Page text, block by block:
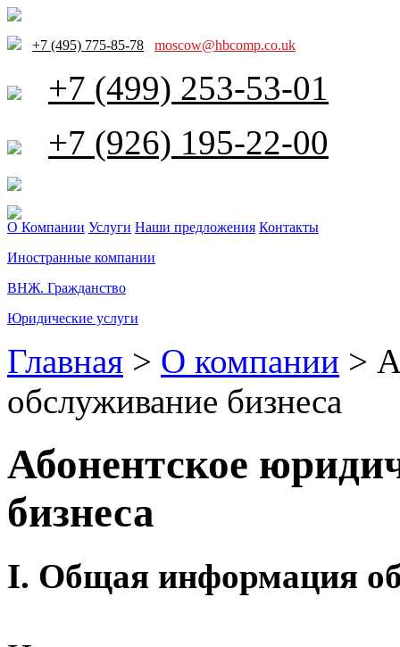
+7 (495) 775-85-78 moscow@hbcomp.co.uk
+7 (499) 253-53-01
+7 (926) 195-22-00
О Компании Услуги Наши предложения Контакты
Иностранные компании
ВНЖ. Гражданство
Юридические услуги
Главная > О компании >
обслуживание бизнеса
Абонентское
бизнеса
I. Общая информация об